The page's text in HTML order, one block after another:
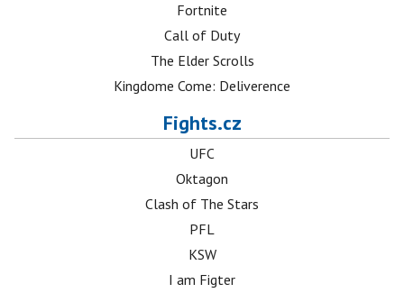
Fortnite
Call of Duty
The Elder Scrolls
Kingdome Come: Deliverence
Fights.cz
UFC
Oktagon
Clash of The Stars
PFL
KSW
I am Figter